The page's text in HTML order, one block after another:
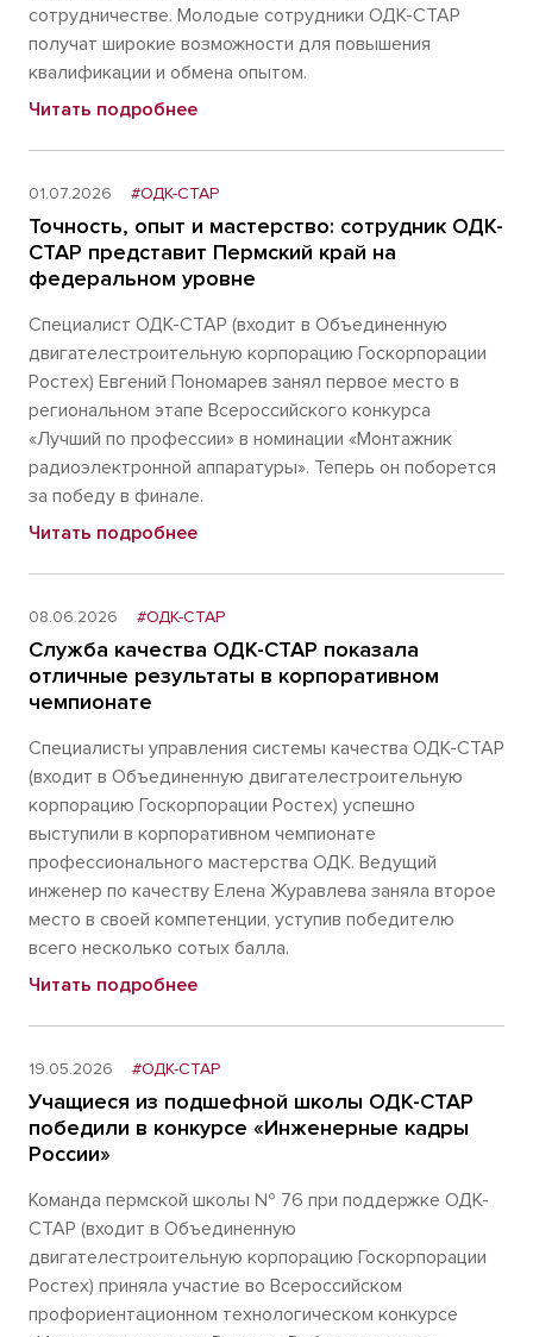
сотрудничестве. Молодые сотрудники ОДК-СТАР
получат широкие возможности для повышения
квалификации и обмена опытом.
Читать подробнее
01.07.2026 #ОДК-СТАР
Точность, опыт и мастерство: сотрудник ОДК-
СТАР представит Пермский край на
федеральном уровне
Специалист ОДК-СТАР (входит в Объединенную
двигателестроительную корпорацию Госкорпорации
Ростех) Евгений Пономарев занял первое место в
региональном этапе Всероссийского конкурса
«Лучший по профессии» в номинации «Монтажник
радиоэлектронной аппаратуры». Теперь он поборется
за победу в финале.
Читать подробнее
08.06.2026 #ОДК-СТАР
Служба качества ОДК-СТАР показала
отличные результаты в корпоративном
чемпионате
Специалисты управления системы качества ОДК-СТАР
(входит в Объединенную двигателестроительную
корпорацию Госкорпорации Ростех) успешно
выступили в корпоративном чемпионате
профессионального мастерства ОДК. Ведущий
инженер по качеству Елена Журавлева заняла второе
место в своей компетенции, уступив победителю
всего несколько сотых балла.
Читать подробнее
19.05.2026 #ОДК-СТАР
Учащиеся из подшефной школы ОДК-СТАР
победили в конкурсе «Инженерные кадры
России»
Команда пермской школы № 76 при поддержке ОДК-
СТАР (входит в Объединенную
двигателестроительную корпорацию Госкорпорации
Ростех) приняла участие во Всероссийском
профориентационном технологическом конкурсе